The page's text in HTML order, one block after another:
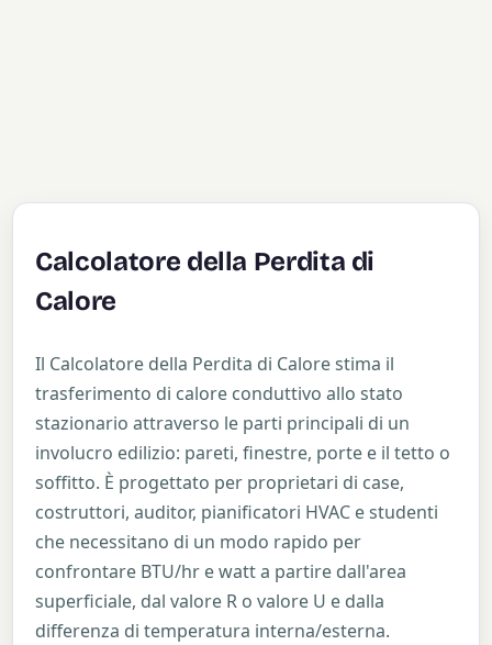
Calcolatore della Perdita di
Calore
Il Calcolatore della Perdita di Calore stima il
trasferimento di calore conduttivo allo stato
stazionario attraverso le parti principali di un
involucro edilizio: pareti, finestre, porte e il tetto o
soffitto. È progettato per proprietari di case,
costruttori, auditor, pianificatori HVAC e studenti
che necessitano di un modo rapido per
confrontare BTU/hr e watt a partire dall'area
superficiale, dal valore R o valore U e dalla
differenza di temperatura interna/esterna.